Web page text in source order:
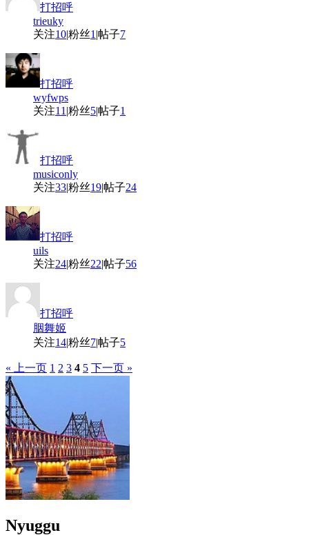
打招呼
trieuky
关注10|粉丝1 |帖子7
打招呼
wyfwps
关注11 |粉丝5|帖子1
打招呼
musiconly
关注33|粉丝19|帖子24
打招呼
uils
关注24|粉丝22|帖子56
打招呼
胭舞姬
关注14|粉丝7|帖子5
« 上一页 1 2 3 4 5 下一页 »
Nyuggu